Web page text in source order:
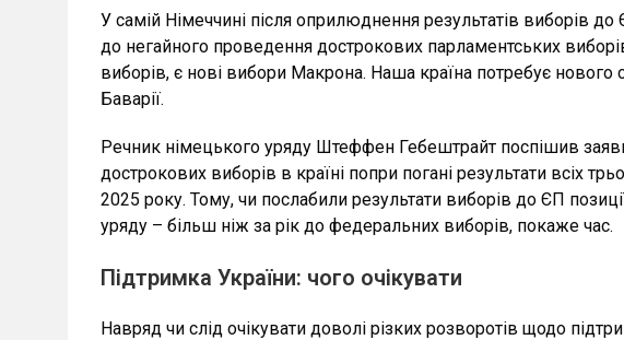
У самій Німеччині після оприлюднення результатів виборів
до негайного проведення дострокових парламентських
виборів, є нові вибори Макрона. Наша країна потребує
Баварії.
Речник німецького уряду Штеффен Гебештрайт поспішив
дострокових виборів в країні попри погані результати всіх
2025 року. Тому, чи послабили результати виборів до ЄП
уряду – більш ніж за рік до федеральних виборів, покаже час.
Підтримка України: чого очікувати
Навряд чи слід очікувати доволі різких розворотів щодо